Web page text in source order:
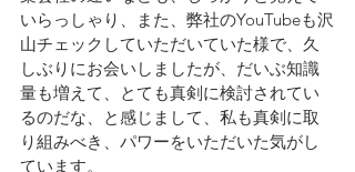
いらっしゃり、また、弊社のYouTubeも沢
山チェックしていただいていた様で、久
しぶりにお会いしましたが、だいぶ知識
量も増えて、とても真剣に検討されてい
るのだな、と感じまして、私も真剣に取
り組みべき、パワーをいただいた気がし
ています。